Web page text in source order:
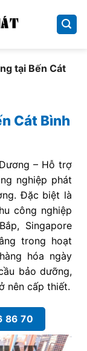
tại Bến Cát
Cát Bình
– Hỗ trợ
nghiệp phát
Đặc biệt là
công nghiệp
Singapore
trong hoạt
hóa ngày
bảo dưỡng,
nên cấp thiết.
86 70